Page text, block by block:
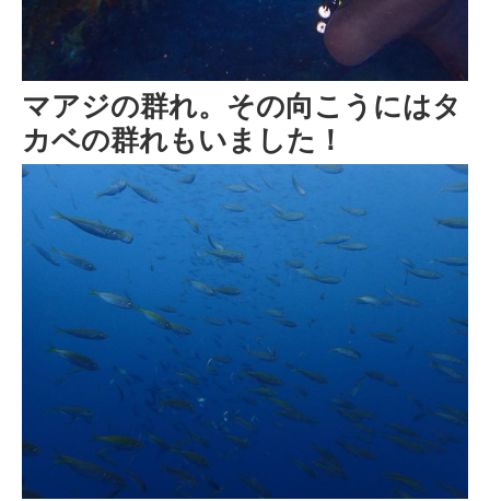
マアジの群れ。その向こうにはタ
カベの群れもいました！